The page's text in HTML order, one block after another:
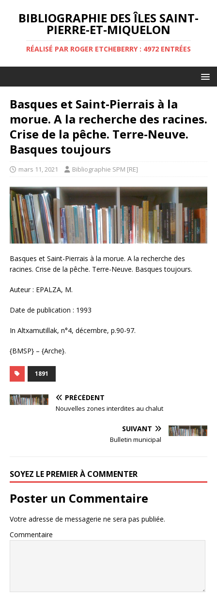
BIBLIOGRAPHIE DES ÎLES SAINT-
PIERRE-ET-MIQUELON
RÉALISÉ PAR ROGER ETCHEBERRY : 4972 ENTRÉES
Basques et Saint-Pierrais à la
morue. A la recherche des racines.
Crise de la pêche. Terre-Neuve.
Basques toujours
mars 11, 2021 Bibliographie SPM [RE]
Basques et Saint-Pierrais à la morue. A la recherche des
racines. Crise de la pêche. Terre-Neuve. Basques toujours.
Auteur : EPALZA, M.
Date de publication : 1993
In Altxamutillak, n°4, décembre, p.90-97.
{BMSP} – {Arche}.
1891
PRÉCÉDENT
Nouvelles zones interdites au chalut
SUIVANT
Bulletin municipal
SOYEZ LE PREMIER À COMMENTER
Poster un Commentaire
Votre adresse de messagerie ne sera pas publiée.
Commentaire